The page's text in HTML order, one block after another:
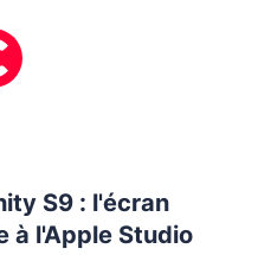
S9 : l'écran
à l'Apple Studio